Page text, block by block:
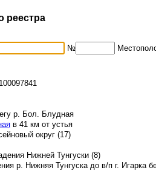
реестра
№
р. Бол. Блудная
в 41 км от устья
округ (17)
Нижней Тунгуски (8)
р. Нижняя Тунгуска до в/п г. Игарка